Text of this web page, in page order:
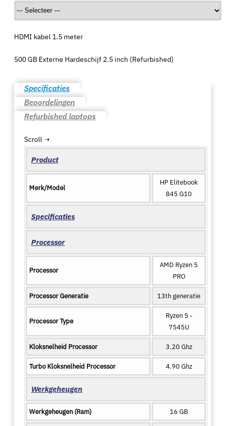
HDMI kabel 1.5 meter
500 GB Externe Hardeschijf 2.5 inch (Refurbished)
Specificaties
Beoordelingen
Refurbished laptops
Product
Merk/Model
HP Elitebook
845 G10
Specificaties
Processor
Processor
AMD Ryzen 5
PRO
Processor Generatie 13th generatie
Processor Type
Ryzen 5 -
7545U
Kloksnelheid Processor 3.20 Ghz
Turbo Kloksnelheid Processor 4.90 Ghz
Werkgeheugen
Werkgeheugen (Ram) 16 GB